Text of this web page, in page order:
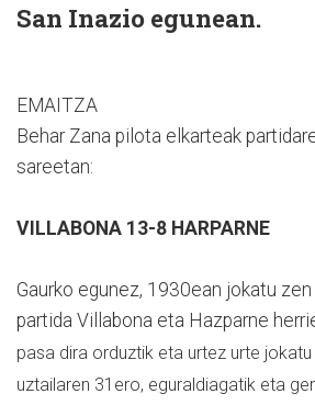
San Inazio egunean.
EMAITZA
Behar Zana pilota elkarteak
sareetan:
VILLABONA 13-8 HARPARNE
Gaurko egunez, 1930ean jokatu
partida Villabona eta Hazparne
pasa dira orduztik eta urtez urte
uztailaren 31ero, eguraldiagatik eta